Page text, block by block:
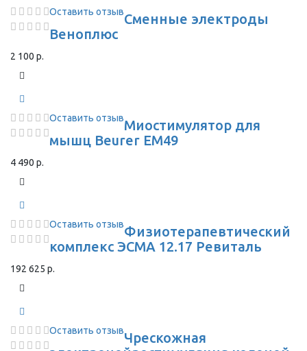
Оставить отзывСменные электроды
Веноплюс
2 100 р.
Оставить отзывМиостимулятор для
мышц Beurer EM49
4 490 р.
Оставить отзывФизиотерапевтический
комплекс ЭСМА 12.17 Ревиталь
192 625 р.
Оставить отзывЧрескожная